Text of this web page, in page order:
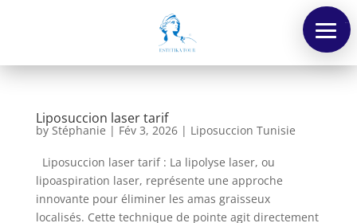
Liposuccion laser tarif
by Stéphanie | Fév 3, 2026| Liposuccion Tunisie
Liposuccion laser tarif : La lipolyse laser, ou
lipoaspiration laser, représente une approche
innovante pour éliminer les amas graisseux
localisés. Cette technique de pointe agit directement